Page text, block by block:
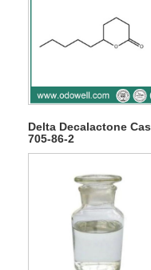
Delta Decalactone Cas
705-86-2